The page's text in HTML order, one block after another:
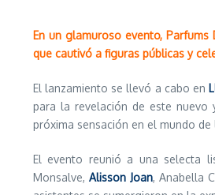
En un glamuroso evento,
que cautivó a figuras públicas y
El lanzamiento se llevó a cabo en
para la revelación de este nuevo
próxima sensación en el mundo
El evento reunió a una selecta
Monsalve, Alisson Joan, Anabella